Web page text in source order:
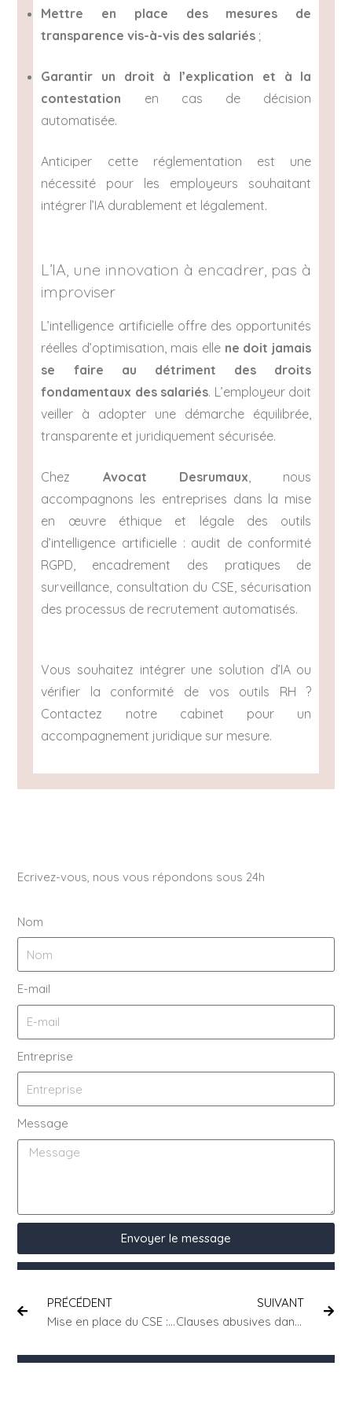
Mettre en place des mesures de
transparence vis-à-vis des salariés ;
Garantir un droit à l’explication et à la
contestation en cas de décision
automatisée.
Anticiper cette réglementation est une
nécessité pour les employeurs souhaitant
intégrer l’IA durablement et légalement.
L’IA, une innovation à encadrer, pas à
improviser
L’intelligence artificielle offre des opportunités
réelles d’optimisation, mais elle ne doit jamais
se faire au détriment des droits
fondamentaux des salariés. L’employeur doit
veiller à adopter une démarche équilibrée,
transparente et juridiquement sécurisée.
Chez Avocat Desrumaux, nous
accompagnons les entreprises dans la mise
en œuvre éthique et légale des outils
d’intelligence artificielle : audit de conformité
RGPD, encadrement des pratiques de
surveillance, consultation du CSE, sécurisation
des processus de recrutement automatisés.
Vous souhaitez intégrer une solution d’IA ou
vérifier la conformité de vos outils RH ?
Contactez notre cabinet pour un
accompagnement juridique sur mesure.
Ecrivez-vous, nous vous répondons sous 24h
Nom
E-mail
Entreprise
Message
Envoyer le message
PRÉCÉDENT
Mise en place du CSE : seuils, délais, obligations en 2025
SUIVANT
Clauses abusives dans les CGV : ce que le droit vous interdit d’écrire